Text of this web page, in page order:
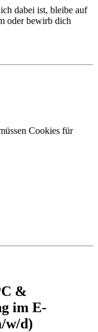
dabei ist, bleibe auf
oder bewirb dich
Cookies für
&
im E-
w/d)